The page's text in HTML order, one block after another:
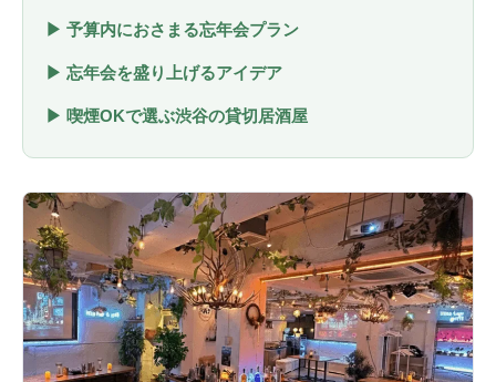
▶ 予算内におさまる忘年会プラン
▶ 忘年会を盛り上げるアイデア
▶ 喫煙OKで選ぶ渋谷の貸切居酒屋